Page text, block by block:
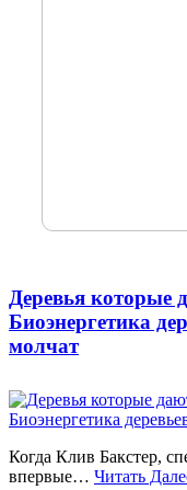
Деревья которые
Биоэнергетика
молчат
Когда Клив Бакстер,
впервые… Читать